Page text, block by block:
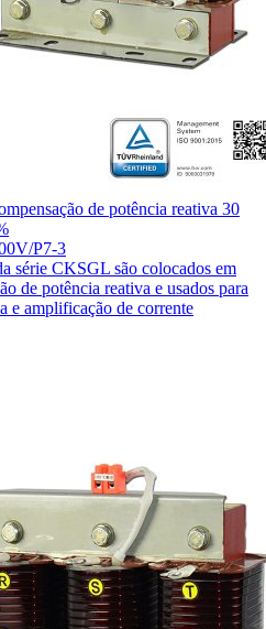
de potência reativa 30
P7-3
série CKSGL são colocados em
de potência reativa e usados para
e amplificação de corrente